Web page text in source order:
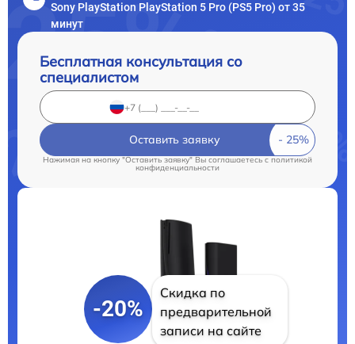
Sony PlayStation PlayStation 5 Pro (PS5 Pro) от 35
минут
Бесплатная консультация со
специалистом
Оставить заявку
Нажимая на кнопку "Оставить заявку" Вы соглашаетесь cполитикой
конфиденциальности
-20%
Скидка по
предварительной
записи на сайте